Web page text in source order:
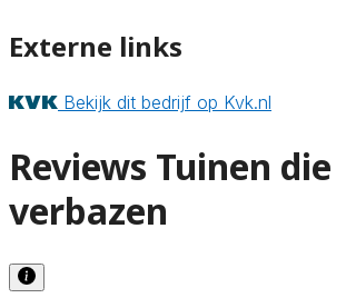
Externe links
Bekijk dit bedrijf op Kvk.nl
Reviews Tuinen die
verbazen